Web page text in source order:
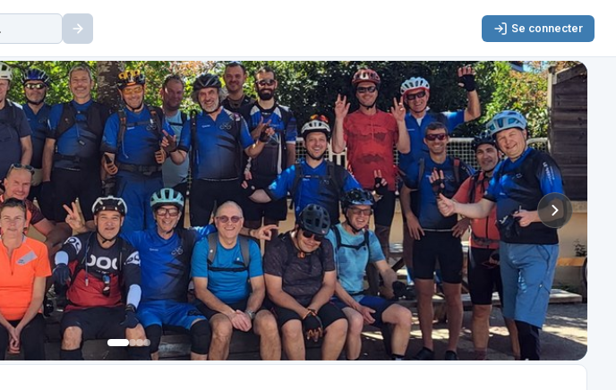
Se connecter